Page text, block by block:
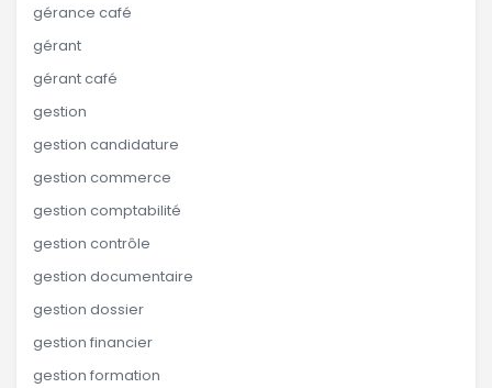
gérance café
gérant
gérant café
gestion
gestion candidature
gestion commerce
gestion comptabilité
gestion contrôle
gestion documentaire
gestion dossier
gestion financier
gestion formation